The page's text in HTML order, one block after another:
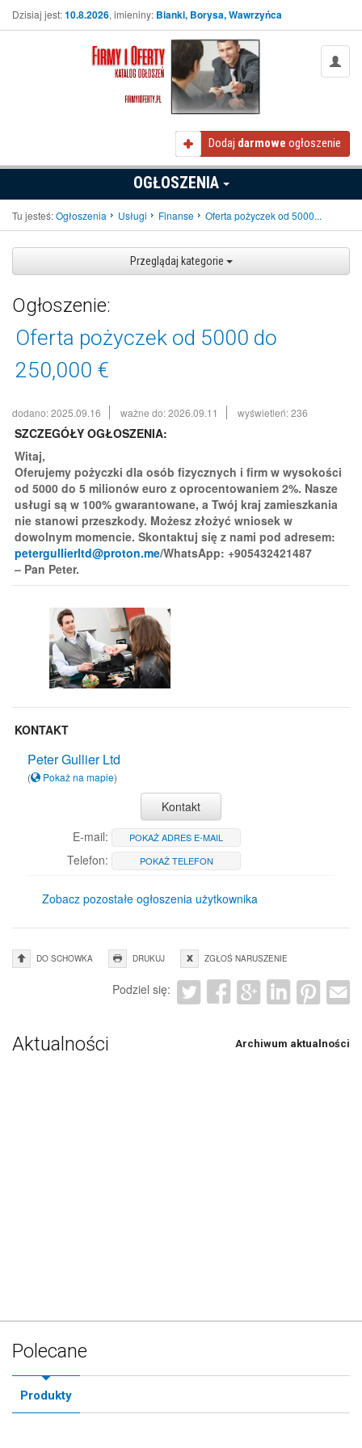
Dzisiaj jest:10.8.2026, imieniny: Bianki, Borysa, Wawrzyńca
Dodaj darmowe ogłoszenie
OGŁOSZENIA
Tu jesteś:Ogłoszenia Usługi Finanse Oferta pożyczek od 5000...
Przeglądaj kategorie
Ogłoszenie:
Oferta pożyczek od 5000 do
250,000 €
dodano: 2025.09.16 ważne do: 2026.09.11 wyświetleń: 236
SZCZEGÓŁY OGŁOSZENIA:
Witaj,
Oferujemy pożyczki dla osób fizycznych i firm w wysokości
od 5000 do 5 milionów euro z oprocentowaniem 2%. Nasze
usługi są w 100% gwarantowane, a Twój kraj zamieszkania
nie stanowi przeszkody. Możesz złożyć wniosek w
dowolnym momencie. Skontaktuj się z nami pod adresem:
petergullierltd@proton.me/WhatsApp: +905432421487
– Pan Peter.
KONTAKT
Peter Gullier Ltd
( Pokaż na mapie)
Kontakt
E-mail:
POKAŻ ADRES E-MAIL
Telefon: POKAŻ TELEFON
Zobacz pozostałe ogłoszenia użytkownika
DO SCHOWKA DRUKUJ ZGŁOŚ NARUSZENIE
Podziel się:
Aktualności Archiwum aktualności
Polecane
Produkty